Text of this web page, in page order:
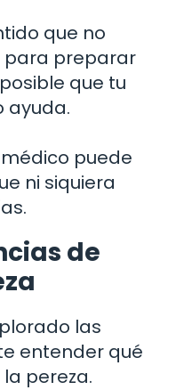
que no
para preparar
que tu
ayuda.
puede
ni siquiera
de
las
entender qué
pereza.